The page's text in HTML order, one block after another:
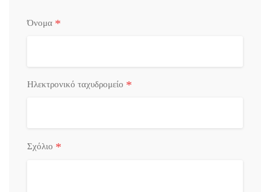
Όνομα *
Ηλεκτρονικό ταχυδρομείο *
Σχόλιο *